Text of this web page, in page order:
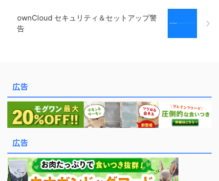
ownCloud セキュリティ＆セットアップ警
告
広告
広告